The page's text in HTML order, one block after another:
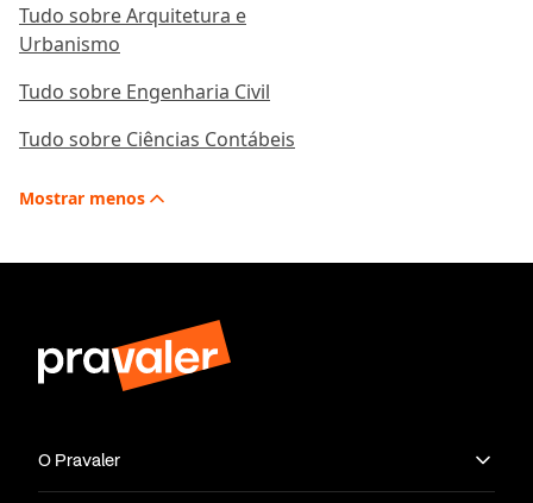
Tudo sobre Arquitetura e
Urbanismo
Tudo sobre Engenharia Civil
Tudo sobre Ciências Contábeis
Mostrar menos
O Pravaler